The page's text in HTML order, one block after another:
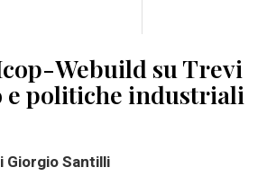
Webuild su Trevi
e politiche industriali
Giorgio Santilli